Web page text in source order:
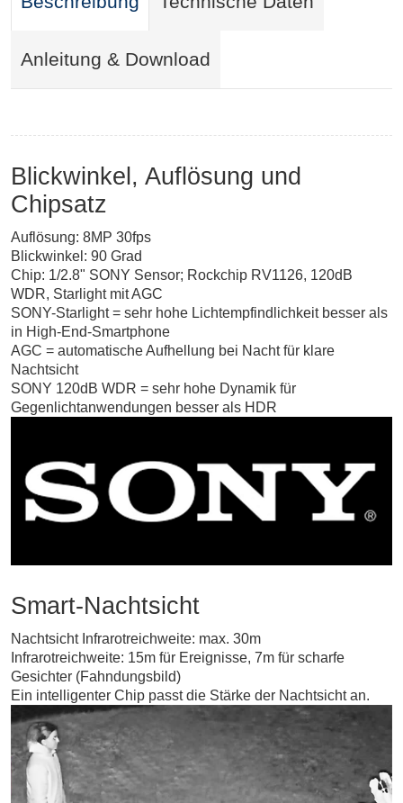
Anleitung & Download
Blickwinkel, Auflösung und
Chipsatz
Auflösung: 8MP 30fps
Blickwinkel: 90 Grad
Chip: 1/2.8" SONY Sensor; Rockchip RV1126, 120dB
WDR, Starlight mit AGC
SONY-Starlight = sehr hohe Lichtempfindlichkeit besser als
in High-End-Smartphone
AGC = automatische Aufhellung bei Nacht für klare
Nachtsicht
SONY 120dB WDR = sehr hohe Dynamik für
Gegenlichtanwendungen besser als HDR
Smart-Nachtsicht
Nachtsicht Infrarotreichweite: max. 30m
Infrarotreichweite: 15m für Ereignisse, 7m für scharfe
Gesichter (Fahndungsbild)
Ein intelligenter Chip passt die Stärke der Nachtsicht an.